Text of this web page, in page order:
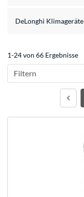
DeLonghi Klimageräte
1-24 von 66 Ergebnisse
Filtern